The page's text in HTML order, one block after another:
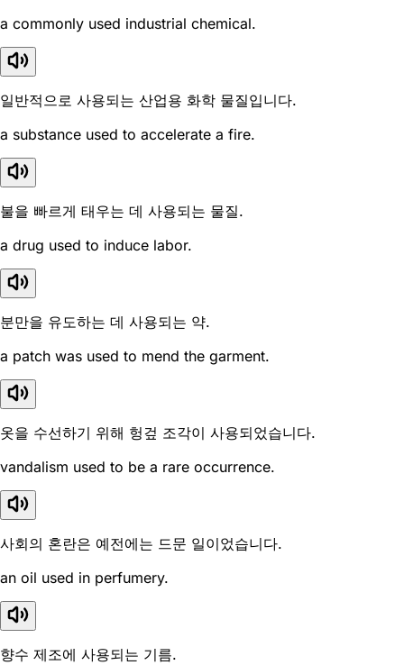
a commonly used industrial chemical.
일반적으로 사용되는 산업용 화학 물질입니다.
a substance used to accelerate a fire.
불을 빠르게 태우는 데 사용되는 물질.
a drug used to induce labor.
분만을 유도하는 데 사용되는 약.
a patch was used to mend the garment.
옷을 수선하기 위해 헝겊 조각이 사용되었습니다.
vandalism used to be a rare occurrence.
사회의 혼란은 예전에는 드문 일이었습니다.
an oil used in perfumery.
향수 제조에 사용되는 기름.